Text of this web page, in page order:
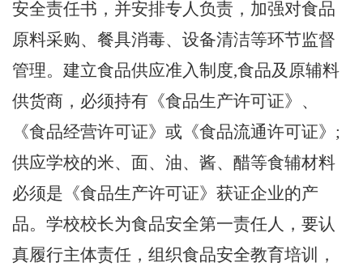
安全责任书，并安排专人负责，加强对食品
原料采购、餐具消毒、设备清洁等环节监督
管理。建立食品供应准入制度,食品及原辅料
供货商，必须持有《食品生产许可证》、
《食品经营许可证》或《食品流通许可证》;
供应学校的米、面、油、酱、醋等食辅材料
必须是《食品生产许可证》获证企业的产
品。学校校长为食品安全第一责任人，要认
真履行主体责任，组织食品安全教育培训，